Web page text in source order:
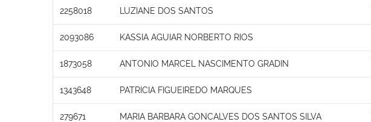
2258018 LUZIANE DOS SANTOS
2093086 KASSIA AGUIAR NORBERTO RIOS
1873058 ANTONIO MARCEL NASCIMENTO GRADIN
1343648 PATRICIA FIGUEIREDO MARQUES
279671 MARIA BARBARA GONCALVES DOS SANTOS SILVA